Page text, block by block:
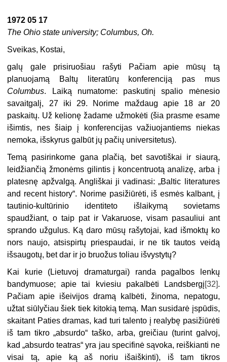
1972 05 17
The Ohio state university; Columbus, Oh.
Sveikas, Kostai,
galų gale prisiruošiau rašyti Pačiam apie mūsų tą
planuojamą Baltų literatūrų konferenciją pas mus
Columbus. Laiką numatome: paskutinį spalio mėnesio
savaitgalį, 27 iki 29. Norime maždaug apie 18 ar 20
paskaitų. Už kelionę žadame užmokėti (šia prasme esame
išimtis, nes šiaip į konferencijas važiuojantiems niekas
nemoka, išskyrus galbūt jų pačių universitetus).
Temą pasirinkome gana plačią, bet savotiškai ir siaurą,
leidžiančią žmonėms gilintis į koncentruotą analizę, arba į
platesnę apžvalgą. Angliškai ji vadinasi: „Baltic literatures
and recent history“. Norime pasižiūrėti, iš esmės kalbant, į
tautinio-kultūrinio identiteto išlaikymą sovietams
spaudžiant, o taip pat ir Vakaruose, visam pasauliui ant
sprando užgulus. Ką daro mūsų rašytojai, kad išmoktų ko
nors naujo, atsispirtų priespaudai, ir ne tik tautos veidą
išsaugotų, bet dar ir jo bruožus toliau išvystytų?
Kai kurie (Lietuvoj dramaturgai) randa pagalbos lenkų
bandymuose; apie tai kviesiu pakalbėti Landsbergį[32].
Pačiam apie išeivijos dramą kalbėti, žinoma, nepatogu,
užtat siūlyčiau šiek tiek kitokią temą. Man susidarė įspūdis,
skaitant Paties dramas, kad turi talento į realybę pasižiūrėti
iš tam tikro „absurdo“ taško, arba, greičiau (turint galvoj,
kad „absurdo teatras“ yra jau specifinė sąvoka, reiškianti ne
visai tą, apie ką aš noriu išaiškinti), iš tam tikros